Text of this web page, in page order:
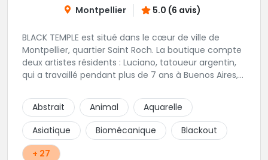
Montpellier 5.0 (6 avis)
BLACK TEMPLE est situé dans le cœur de ville de
Montpellier, quartier Saint Roch. La boutique compte
deux artistes résidents : Luciano, tatoueur argentin,
qui a travaillé pendant plus de 7 ans à Buenos Aires,
qui a travaillé dans plusieurs boutiques de la ville
avant de rejoindre notre équipe. La boutique
accueille plusieurs artistes tatoueurs en tant que
guests tout au long de l'année afin de proposer
d'autres styles.
Abstrait Animal
Aquarelle
Asiatique
Biomécanique
Blackout
+ 27